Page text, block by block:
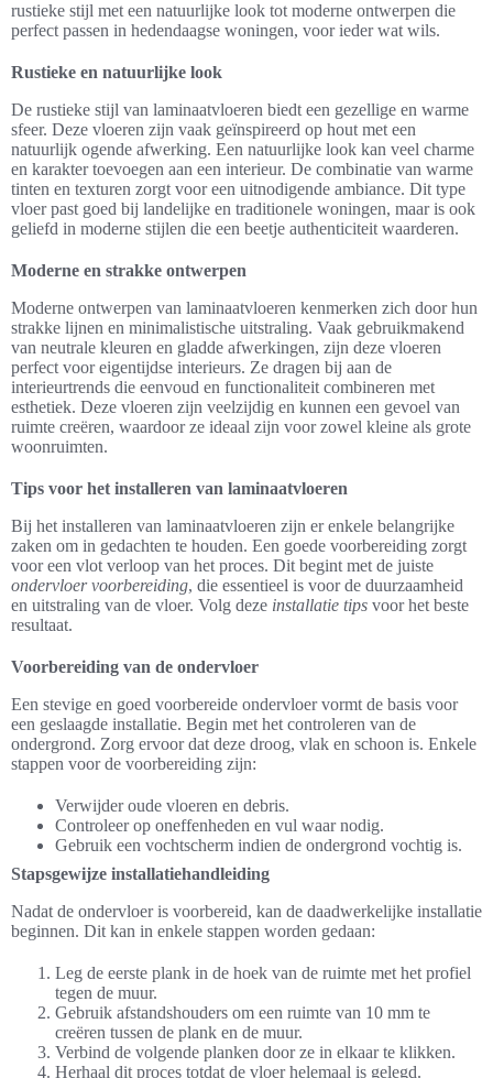
rustieke stijl met een natuurlijke look tot moderne ontwerpen die
perfect passen in hedendaagse woningen, voor ieder wat wils.
Rustieke en natuurlijke look
De rustieke stijl van laminaatvloeren biedt een gezellige en warme
sfeer. Deze vloeren zijn vaak geïnspireerd op hout met een
natuurlijk ogende afwerking. Een natuurlijke look kan veel charme
en karakter toevoegen aan een interieur. De combinatie van warme
tinten en texturen zorgt voor een uitnodigende ambiance. Dit type
vloer past goed bij landelijke en traditionele woningen, maar is ook
geliefd in moderne stijlen die een beetje authenticiteit waarderen.
Moderne en strakke ontwerpen
Moderne ontwerpen van laminaatvloeren kenmerken zich door hun
strakke lijnen en minimalistische uitstraling. Vaak gebruikmakend
van neutrale kleuren en gladde afwerkingen, zijn deze vloeren
perfect voor eigentijdse interieurs. Ze dragen bij aan de
interieurtrends die eenvoud en functionaliteit combineren met
esthetiek. Deze vloeren zijn veelzijdig en kunnen een gevoel van
ruimte creëren, waardoor ze ideaal zijn voor zowel kleine als grote
woonruimten.
Tips voor het installeren van laminaatvloeren
Bij het installeren van laminaatvloeren zijn er enkele belangrijke
zaken om in gedachten te houden. Een goede voorbereiding zorgt
voor een vlot verloop van het proces. Dit begint met de juiste
ondervloer voorbereiding, die essentieel is voor de duurzaamheid
en uitstraling van de vloer. Volg deze installatie tips voor het beste
resultaat.
Voorbereiding van de ondervloer
Een stevige en goed voorbereide ondervloer vormt de basis voor
een geslaagde installatie. Begin met het controleren van de
ondergrond. Zorg ervoor dat deze droog, vlak en schoon is. Enkele
stappen voor de voorbereiding zijn:
Verwijder oude vloeren en debris.
Controleer op oneffenheden en vul waar nodig.
Gebruik een vochtscherm indien de ondergrond vochtig is.
Stapsgewijze installatiehandleiding
Nadat de ondervloer is voorbereid, kan de daadwerkelijke installatie
beginnen. Dit kan in enkele stappen worden gedaan:
Leg de eerste plank in de hoek van de ruimte met het profiel
tegen de muur.
Gebruik afstandshouders om een ruimte van 10 mm te
creëren tussen de plank en de muur.
Verbind de volgende planken door ze in elkaar te klikken.
Herhaal dit proces totdat de vloer helemaal is gelegd.